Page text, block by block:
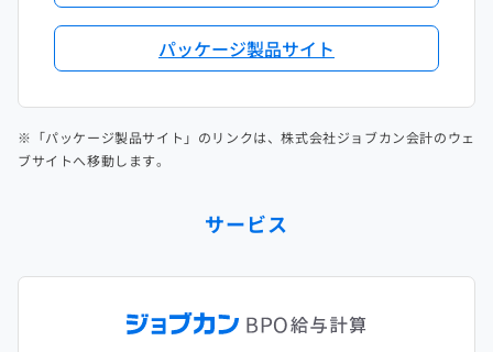
パッケージ製品サイト
※「パッケージ製品サイト」のリンクは、株式会社ジョブカン会計のウェ
ブサイトへ移動します。
サービス